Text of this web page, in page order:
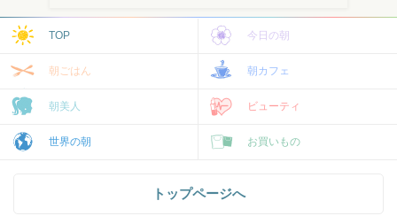
TOP 今日の朝
朝ごはん 朝カフェ
朝美人 ビューティ
世界の朝 お買いもの
トップページへ